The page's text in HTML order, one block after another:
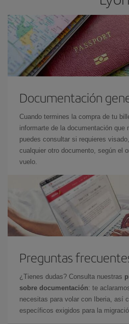
Documentación
Cuando termines la compra de tu
informarte de la documentación que
puedes consultar si requieres
cualquier otro documento, según el
vuelo.
Preguntas
¿Tienes dudas? Consulta nuestras
sobre documentación: te
necesitas para volar con Iberia, así
específicos exigidos para la